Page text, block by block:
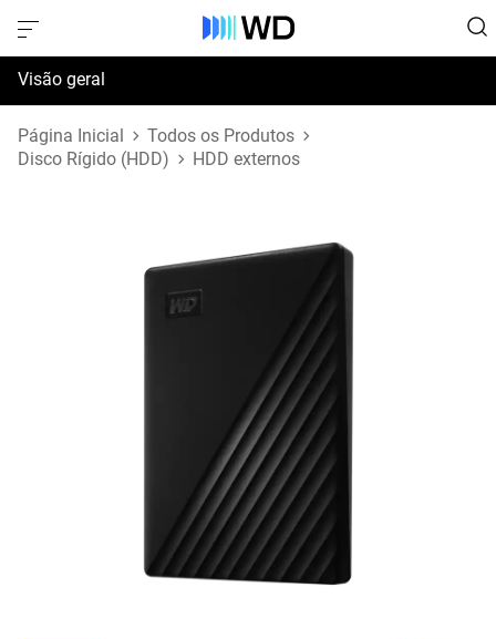
Visão geral
Especificações
Página Inicial
Todos os Produtos
Disco Rígido (HDD)
HDD externos